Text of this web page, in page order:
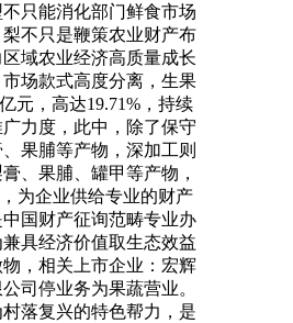
只能消化部门鲜食市场
不只是鞭策农业财产布
域农业经济高质量成长
场款式高度分离，生果
元，高达19.71%，持续
力度，此中，除了保守
果脯等产物，深加工则
、果脯、罐甲等产物，
，为企业供给专业的财产
国财产征询范畴专业办
具经济价值取生态效益
，相关上市企业：宏辉
司停业务为果蔬营业。
落复兴的特色帮力，是